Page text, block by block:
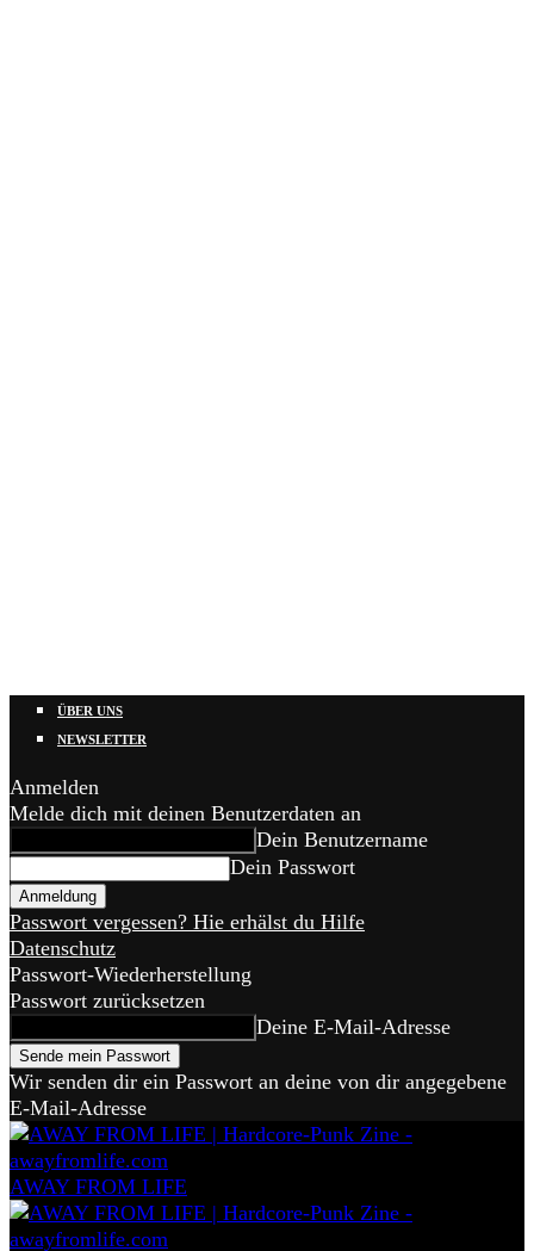
ÜBER UNS
NEWSLETTER
Anmelden
Melde dich mit deinen Benutzerdaten an
Dein Benutzername
Dein Passwort
Passwort vergessen? Hie erhälst du Hilfe
Datenschutz
Passwort-Wiederherstellung
Passwort zurücksetzen
Deine E-Mail-Adresse
Wir senden dir ein Passwort an deine von dir angegebene
E-Mail-Adresse
AWAY FROM LIFE